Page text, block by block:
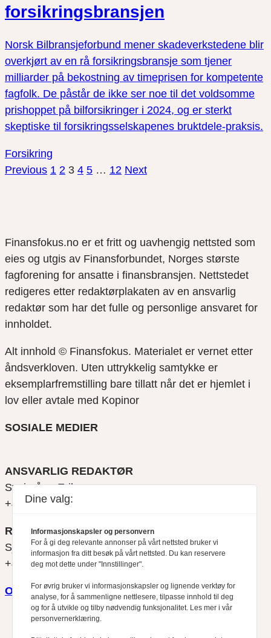
forsikringsbransjen
Norsk Bilbransjeforbund mener skadeverkstedene blir
overkjørt av en rå forsikringsbransje som tjener
milliarder på bekostning av timeprisen for kompetente
fagfolk. De påstår de ikke ser noe til det voldsomme
prishoppet på bilforsikringer i 2024, og er sterkt
skeptiske til forsikringsselskapenes bruktdele-praksis.
Forsikring
Previous 1 2 3 4 5 … 12 Next
Finansfokus.no er et fritt og uavhengig nettsted som
eies og utgis av Finansforbundet, Norges største
fagforening for ansatte i finansbransjen. Nettstedet
redigeres etter redaktørplakaten av en ansvarlig
redaktør som har det fulle og personlige ansvaret for
innholdet.
Alt innhold © Finansfokus. Materialet er vernet etter
åndsverkloven. Uten uttrykkelig samtykke er
eksemplarfremstilling bare tillatt når det er hjemlet i
lov eller avtale med Kopinor
SOSIALE MEDIER
ANSVARLIG REDAKTØR
Svein Åge Eriksen
+47 900 79 547
REDAKTØR
Sjur Anda
+47 470 34 460
Om oss
Dine valg:
Informasjonskapsler og personvern
For å gi deg relevante annonser på vårt nettsted bruker vi
informasjon fra ditt besøk på vårt nettsted. Du kan reservere
deg mot dette under "Innstillinger".
For øvrig bruker vi informasjonskapsler og lignende verktøy for
analyse, for å sammenligne nettlesere, tilpasse innhold til deg
og for å utvikle og tilby nødvendig funksjonalitet. Les mer i vår
personvernerklæring.